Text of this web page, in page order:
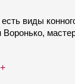
есть виды
Воронько,